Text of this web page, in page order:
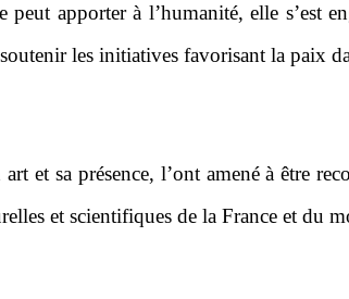
apporter à l’humanité, elle s’est
les initiatives favorisant la paix
et sa présence, l’ont amené à être
et scientifiques de la France et du